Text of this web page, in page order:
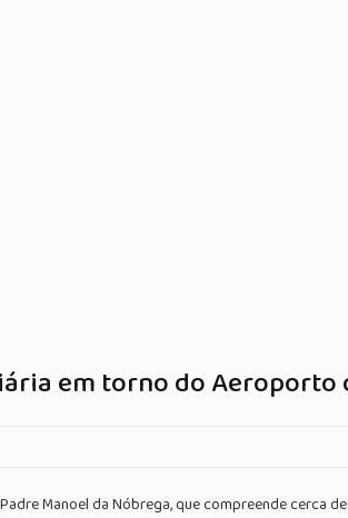
em torno do Aeroporto
Manoel da Nóbrega, que compreende cerca